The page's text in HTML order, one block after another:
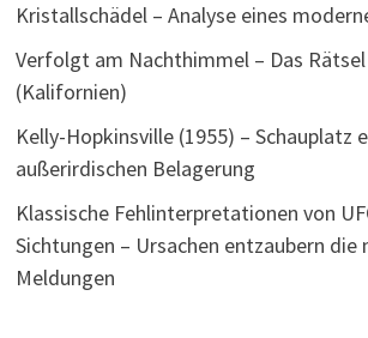
Kristallschädel – Analyse eines
Verfolgt am Nachthimmel – Das
(Kalifornien)
Kelly-Hopkinsville (1955) – Schauplatz
außerirdischen Belagerung
Klassische Fehlinterpretationen von
Sichtungen – Ursachen entzaubern die
Meldungen